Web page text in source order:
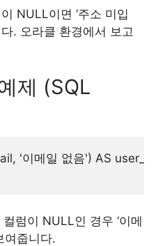
NULL이면 ‘주소 미입
. 오라클 환경에서 보고
제 (SQL
'이메일 없음') AS
럼이 NULL인 경우 ‘이메
여줍니다.